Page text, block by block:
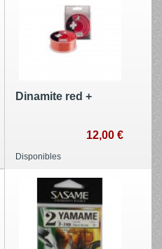
Dinamite red +
12,00 €
Disponibles